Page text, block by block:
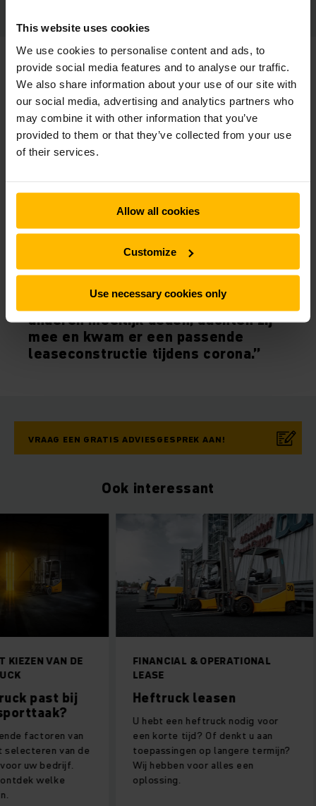
This website uses cookies
We use cookies to personalise content and ads, to
provide social media features and to analyse our traffic.
We also share information about your use of our site with
our social media, advertising and analytics partners who
may combine it with other information that you’ve
provided to them or that they’ve collected from your use
of their services.
Allow all cookies
Customize
Use necessary cookies only
“We hadden meteen het juiste
gevoel bij Jungheinrich. Waar
anderen moeilijk deden, dachten zij
mee en kwam er een passende
leaseconstructie tijdens corona.”
VRAAG EEN GRATIS ADVIESGESPREK AAN!
Ook interessant
KIEZEN VAN DE
past bij
factoren van
selecteren van de
uw bedrijf.
welke
FINANCIAL & OPERATIONAL
LEASE
Heftruck leasen
U hebt een heftruck nodig voor
een korte tijd? Of denkt u aan
toepassingen op langere termijn?
Wij hebben voor alles een
oplossing.